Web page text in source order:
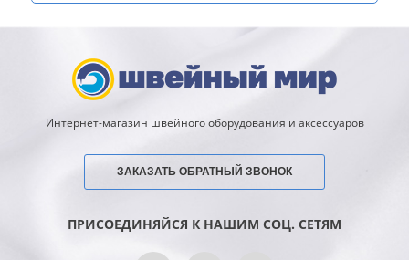
Интернет-магазин швейного оборудования и аксессуаров
ЗАКАЗАТЬ ОБРАТНЫЙ ЗВОНОК
ПРИСОЕДИНЯЙСЯ К НАШИМ СОЦ. СЕТЯМ